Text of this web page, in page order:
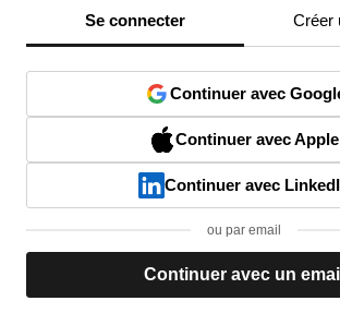
Se connecter Créer
Continuer avec
Continuer avec Apple
Continuer avec
ou par email
Continuer avec un email